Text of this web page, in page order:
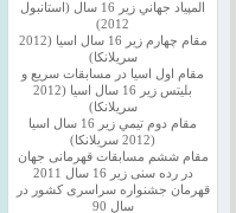
المپياد جهاني زير 16 سال (استانبول
2012)
مقام چهارم زير 16 سال اسيا (2012
سريلانكا)
مقام اول اسيا در مسابقات سريع و
بليتس زير 16 سال اسيا (2012
سريلانكا)
مقام دوم تيمي زير 16 سال اسيا
(2012 سريلانكا)
مقام ششم مسابقات قهرمانی جهان
در رده سنی زیر 16 سال 2011
قهرمان جشنواره سراسری کشور در
سال 90